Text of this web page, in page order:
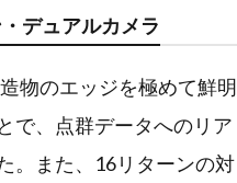
デュアルカメラ
物のエッジを極めて鮮明
で、点群データへのリア
。また、16リターンの対